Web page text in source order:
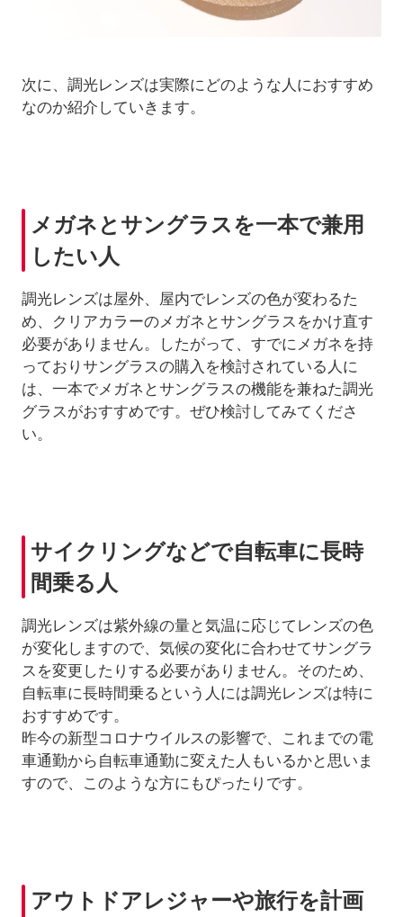
次に、調光レンズは実際にどのような人におすすめ
なのか紹介していきます。
メガネとサングラスを一本で兼用
したい人
調光レンズは屋外、屋内でレンズの色が変わるた
め、クリアカラーのメガネとサングラスをかけ直す
必要がありません。したがって、すでにメガネを持
っておりサングラスの購入を検討されている人に
は、一本でメガネとサングラスの機能を兼ねた調光
グラスがおすすめです。ぜひ検討してみてくださ
い。
サイクリングなどで自転車に長時
間乗る人
調光レンズは紫外線の量と気温に応じてレンズの色
が変化しますので、気候の変化に合わせてサングラ
スを変更したりする必要がありません。そのため、
自転車に長時間乗るという人には調光レンズは特に
おすすめです。
昨今の新型コロナウイルスの影響で、これまでの電
車通勤から自転車通勤に変えた人もいるかと思いま
すので、このような方にもぴったりです。
アウトドアレジャーや旅行を計画